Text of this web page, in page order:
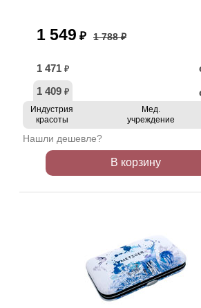
1 549 ₽ 1 788 ₽
1 471 ₽
1 409 ₽
Индустрия
красоты
Мед.
учреждение
Нашли дешевле?
В корзину